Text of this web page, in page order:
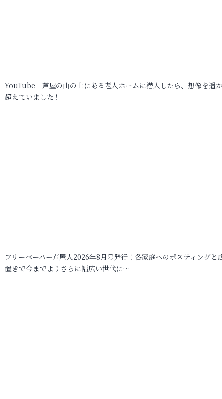
YouTube 芦屋の山の上にある老人ホームに潜入したら、想像を遥
超えていました！
フリーペーパー芦屋人2026年8月号発行！各家庭へのポスティングと
置きで今までよりさらに幅広い世代に…